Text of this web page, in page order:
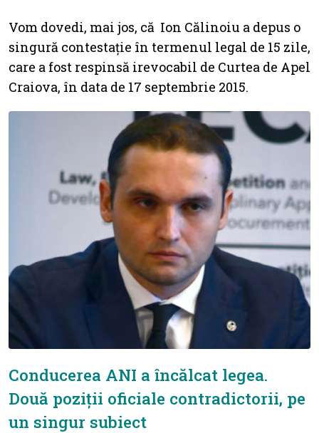
Vom dovedi, mai jos, că Ion Călinoiu a depus o
singură contestație în termenul legal de 15 zile,
care a fost respinsă irevocabil de Curtea de Apel
Craiova, în data de 17 septembrie 2015.
Conducerea ANI a încălcat legea.
Două poziții oficiale contradictorii, pe
un singur subiect